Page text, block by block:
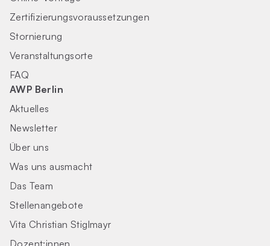
Zertifizierungs­voraus­setzungen
Stornierung
Veranstaltungsorte
FAQ
AWP Berlin
Aktuelles
Newsletter
Über uns
Was uns ausmacht
Das Team
Stellenangebote
Vita Christian Stiglmayr
Dozent:innen